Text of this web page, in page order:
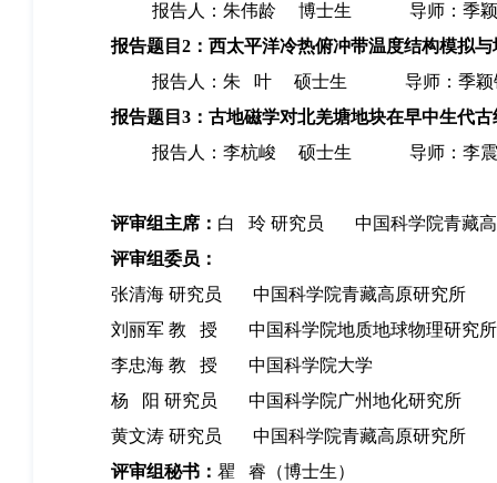
报告人：朱伟龄 博士生 导师：季颖
报告题目2：西太平洋冷热俯冲带温度结构模拟
报告人：朱 叶 硕士生 导师：季颖
报告题目3：古地磁学对北羌塘地块在早中生代
报告人：李杭峻 硕士生 导师：李震
评审组主席： 白 玲 研究员 中国科学院青藏高
评审组委员：
张清海 研究员 中国科学院青藏高原研究所
刘丽军 教 授 中国科学院地质地球物理研究所
李忠海 教 授 中国科学院大学
杨 阳 研究员 中国科学院广州地化研究所
黄文涛 研究员 中国科学院青藏高原研究所
评审组秘书： 瞿 睿（博士生）